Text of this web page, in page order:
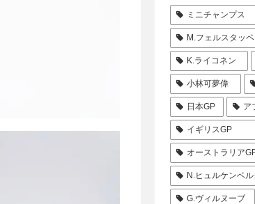
ミニチャンプス
M.フェルスタッ
K.ライコネン
小林可夢偉
日本GP ア
イギリスGP
オーストラリア
N.ヒュルケンベ
G.ヴィルヌーブ